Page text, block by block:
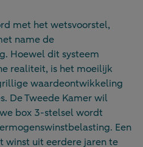
met het wetsvoorstel,
name de
Hoewel dit systeem
realiteit, is het moeilijk
waardeontwikkeling
De Tweede Kamer wil
box 3-stelsel wordt
Een
winst uit eerdere jaren te